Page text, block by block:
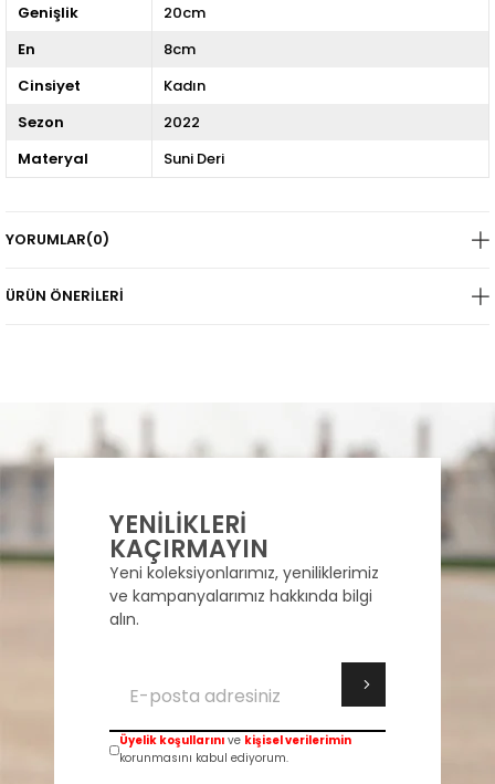
Genişlik
20cm
En
8cm
Cinsiyet
Kadın
Sezon
2022
Materyal
Suni Deri
YORUMLAR(0)
ÜRÜN ÖNERILERI
YENİLİKLERİ
KAÇIRMAYIN
Yeni koleksiyonlarımız, yeniliklerimiz
ve kampanyalarımız hakkında bilgi
alın.
Üyelik koşullarınıve kişisel verilerimin
korunmasını kabul ediyorum.